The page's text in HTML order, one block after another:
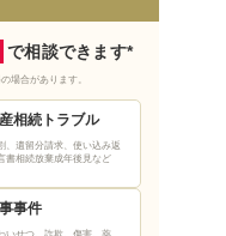
で相談できます*
場合があります。
相続トラブル
、遺留分請求、使い込み返
書相続放棄成年後見など
事件